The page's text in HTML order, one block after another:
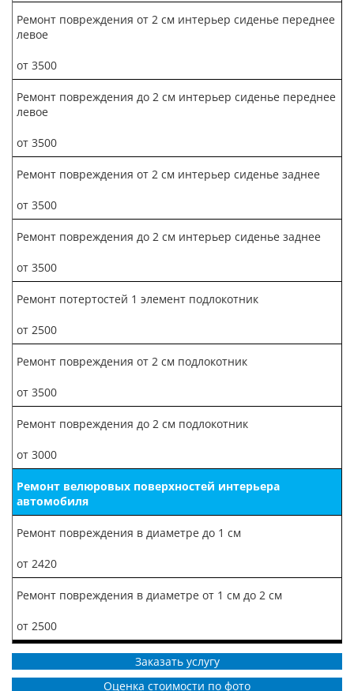
Ремонт повреждения от 2 см интерьер сиденье переднее
левое
от 3500
Ремонт повреждения до 2 см интерьер сиденье переднее
левое
от 3500
Ремонт повреждения от 2 см интерьер cиденье заднее
от 3500
Ремонт повреждения до 2 см интерьер cиденье заднее
от 3500
Ремонт потертостей 1 элемент подлокотник
от 2500
Ремонт повреждения от 2 см подлокотник
от 3500
Ремонт повреждения до 2 см подлокотник
от 3000
Ремонт велюровых поверхностей интерьера
автомобиля
Ремонт повреждения в диаметре до 1 см
от 2420
Ремонт повреждения в диаметре от 1 см до 2 см
от 2500
Заказать услугу
Оценка стоимости по фото